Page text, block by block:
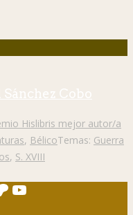
Sánchez Cobo
Hislibris mejor autor/a
, BélicoTemas: Guerra
, S. XVIII
YouTube